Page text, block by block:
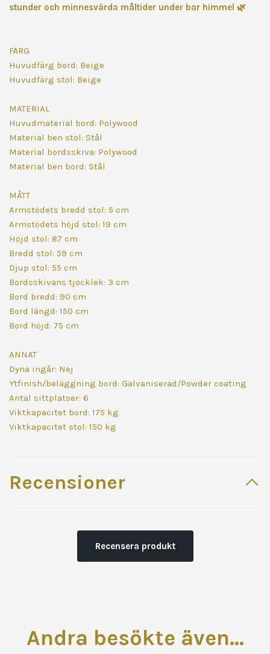
stunder och minnesvärda måltider under bar himmel 🌿
FÄRG
Huvudfärg bord: Beige
Huvudfärg stol: Beige
MATERIAL
Huvudmaterial bord: Polywood
Material ben stol: Stål
Material bordsskiva: Polywood
Material ben bord: Stål
MÅTT
Armstödets bredd stol: 5 cm
Armstödets höjd stol: 19 cm
Höjd stol: 87 cm
Bredd stol: 59 cm
Djup stol: 55 cm
Bordsskivans tjocklek: 3 cm
Bord bredd: 90 cm
Bord längd: 150 cm
Bord höjd: 75 cm
ANNAT
Dyna ingår: Nej
Ytfinish/beläggning bord: Galvaniserad/Powder coating
Antal sittplatser: 6
Viktkapacitet bord: 175 kg
Viktkapacitet stol: 150 kg
Recensioner
Recensera produkt
Andra besökte även...